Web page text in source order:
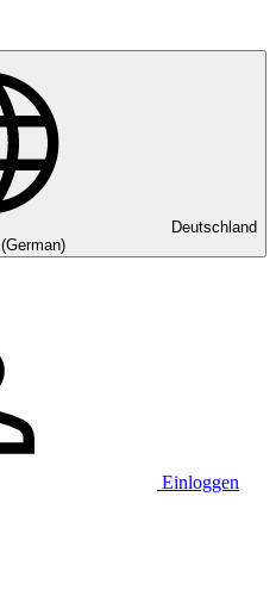
Deutschland
(German)
Einloggen